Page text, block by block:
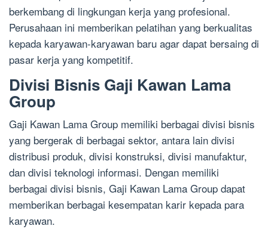
berkembang di lingkungan kerja yang profesional.
Perusahaan ini memberikan pelatihan yang berkualitas
kepada karyawan-karyawan baru agar dapat bersaing di
pasar kerja yang kompetitif.
Divisi Bisnis Gaji Kawan Lama
Group
Gaji Kawan Lama Group memiliki berbagai divisi bisnis
yang bergerak di berbagai sektor, antara lain divisi
distribusi produk, divisi konstruksi, divisi manufaktur,
dan divisi teknologi informasi. Dengan memiliki
berbagai divisi bisnis, Gaji Kawan Lama Group dapat
memberikan berbagai kesempatan karir kepada para
karyawan.